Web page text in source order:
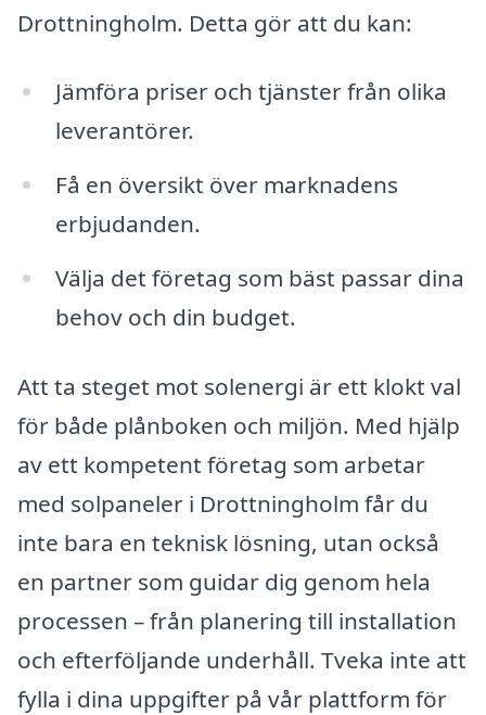
Drottningholm. Detta gör att du kan:
Jämföra priser och tjänster från olika
leverantörer.
Få en översikt över marknadens
erbjudanden.
Välja det företag som bäst passar dina
behov och din budget.
Att ta steget mot solenergi är ett klokt val
för både plånboken och miljön. Med hjälp
av ett kompetent företag som arbetar
med solpaneler i Drottningholm får du
inte bara en teknisk lösning, utan också
en partner som guidar dig genom hela
processen – från planering till installation
och efterföljande underhåll. Tveka inte att
fylla i dina uppgifter på vår plattform för